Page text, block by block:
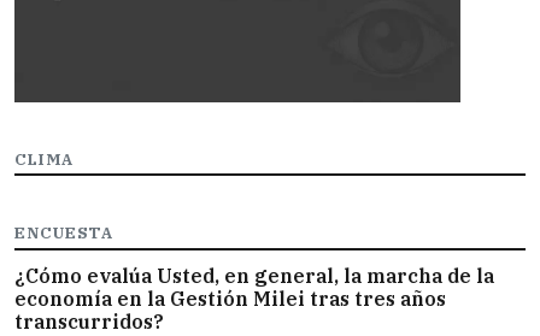
CLIMA
ENCUESTA
¿Cómo evalúa Usted, en general, la marcha de la
economía en la Gestión Milei tras tres años
transcurridos?